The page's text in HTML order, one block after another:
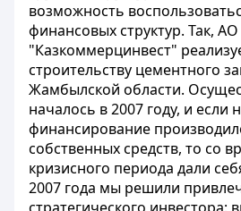
возможность
финансовых структур. Так, АО
"Казкоммерцинвест"
строительству цементного
Жамбылской области.
началось в 2007 году, и если
финансирование
собственных средств, то со
кризисного периода дали
2007 года мы решили